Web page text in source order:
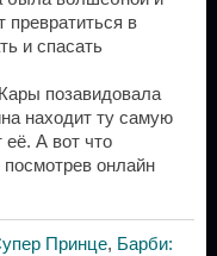
в
и спасать
позавидовала
находит ту самую
А вот что
онлайн
Принце, Барби: